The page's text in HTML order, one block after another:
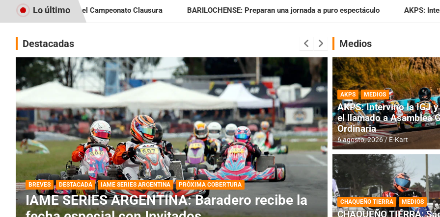
Karting en Argentina
Lo último
Campeonato Clausura BARILOCHENSE: Preparan una jornada a puro espectáculo AKPS: Intervino la IGJ y oficializó
Destacadas
DESTACADA IAME SERIES ARGENTINA
IAME SERIES ARGENTINA: Horarios para la
DESTACADA INFORME CENTRAL
RMC BUENOS
Medios
AKPS MEDIOS
AKPS: Intervino la IGJ
el llamado a Asamblea
Ordinaria
6 agosto, 2026 E-Kart
CHAQUEÑO TIERRA MEDIOS
CHAQUEÑO TIERRA: